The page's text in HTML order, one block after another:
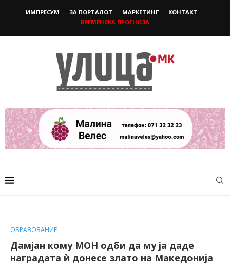
ИМПРЕСУМ ЗА ПОРТАЛОТ МАРКЕТИНГ
КОНТАКТ
ВРЕМЕНСКА ПРОГНОЗА
ОБРАЗОВАНИЕ
Дамјан кому МОН одби да му ја даде
наградата ѝ донесе злато на Македонија